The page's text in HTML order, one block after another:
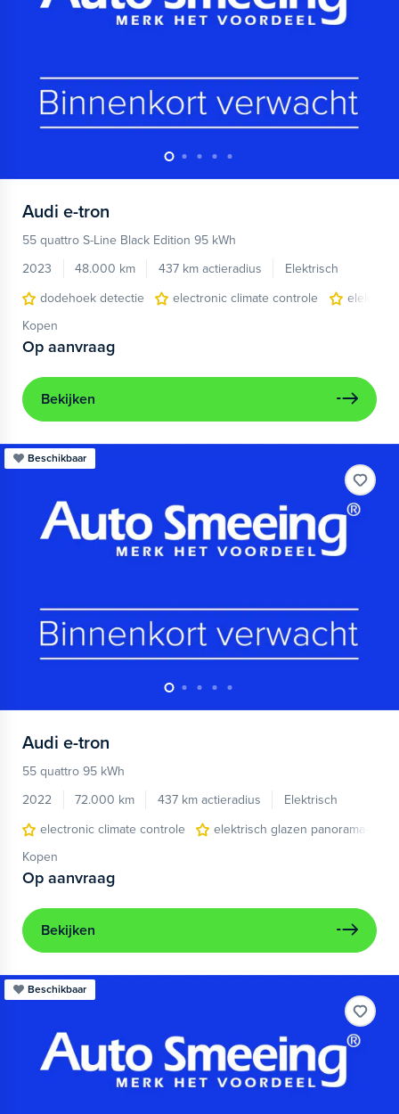
Audi e-tron
55 quattro S-Line Black Edition 95 kWh
2023
48.000 km 437 km actieradius
Elektrisch
dodehoek detectie
electronic climate controle
Kopen
Op aanvraag
Bekijken
Beschikbaar
Audi e-tron
55 quattro 95 kWh
2022
72.000 km 437 km actieradius
Elektrisch
electronic climate controle
elektrisch glazen panorama-dak
Kopen
Op aanvraag
Bekijken
Beschikbaar